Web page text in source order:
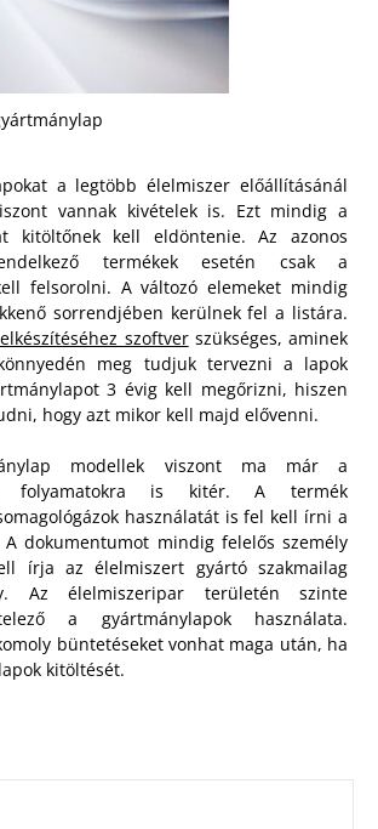
a legtöbb élelmiszer előállításánál
vannak kivételek is. Ezt mindig a
kitöltőnek kell eldöntenie. Az azonos
termékek esetén csak a
felsorolni. A változó elemeket mindig
sorrendjében kerülnek fel a listára.
szoftverszükséges, aminek
meg tudjuk tervezni a lapok
3 évig kell megőrizni, hiszen
hogy azt mikor kell majd elővenni.
modellek viszont ma már a
folyamatokra is kitér. A termék
használatát is fel kell írni a
A dokumentumot mindig felelős személy
írja az élelmiszert gyártó szakmailag
Az élelmiszeripar területén szinte
a gyártmánylapok használata.
büntetéseket vonhat maga után, ha
kitöltését.